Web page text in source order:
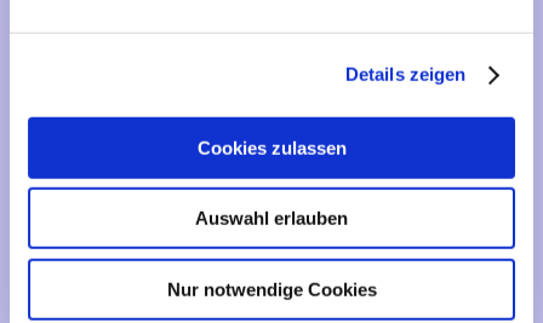
Details zeigen
Cookies zulassen
Auswahl erlauben
Nur notwendige Cookies
Liefer- und Versandkosten
Impressum
Sitemap